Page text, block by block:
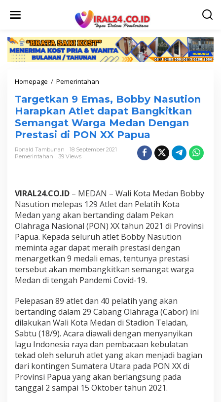
Homepage / Pemerintahan
r
g
e
t
k
n
s
,
B
o
b
y
N
a
s
u
o
n
H
a
r
a
p
k
a
n
Targetkan 9 Emas, Bobby Nasution
Harapkan Atlet dapat Bangkitkan
Semangat Warga Medan Dengan
Prestasi di PON XX Papua
Ronald Tambunan
18 September 2021
Pemerintahan
39 Views
VIRAL24.CO.ID – MEDAN – Wali Kota Medan Bobby
Nasution melepas 129 Atlet dan Pelatih Kota
Medan yang akan bertanding dalam Pekan
Olahraga Nasional (PON) XX tahun 2021 di Provinsi
Papua. Kepada seluruh atlet Bobby Nasution
meminta agar dapat meraih prestasi dengan
menargetkan 9 medali emas, tentunya prestasi
tersebut akan membangkitkan semangat warga
Medan di tengah Pandemi Covid-19.
Pelepasan 89 atlet dan 40 pelatih yang akan
bertanding dalam 29 Cabang Olahraga (Cabor) ini
dilakukan Wali Kota Medan di Stadion Teladan,
Sabtu (18/9). Acara diawali dengan menyanyikan
lagu Indonesia raya dan pembacaan kebulatan
tekad oleh seluruh atlet yang akan menjadi bagian
dari kontingen Sumatera Utara pada PON XX di
Provinsi Papua yang akan berlangsung pada
tanggal 2 sampai 15 Oktober tahun 2021.